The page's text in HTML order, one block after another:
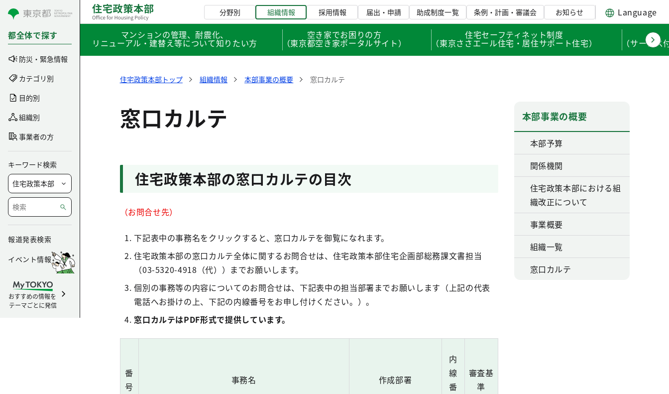
コンテンツにスキップ
都全体で探す
防災・緊急情報
カテゴリ別
目的別
組織別
事業者の方
キーワード検索
報道発表検索
イベント情報
おすすめの情報を
テーマごとに発信
分野別 組織情報 採用情報 届出・申請 助成制度一覧 条例・計画・審議会 お知らせ
Language
マンションの管理、耐震化、
リニューアル・建替え等について知りたい方
空き家でお困りの方
（東京都空き家ポータルサイト）
住宅セーフティネット制度
（東京ささエール住宅・居住サポート住宅） （サービ
住宅政策本部トップ 組織情報 本部事業の概要 窓口カルテ
窓口カルテ
住宅政策本部の窓口カルテの目次
（お問合せ先）
下記表中の事務名をクリックすると、窓口カルテを御覧になれます。
住宅政策本部の窓口カルテ全体に関するお問合せは、住宅政策本部住宅企画部総務課文書担当
（03-5320-4918（代））までお願いします。
個別の事務等の内容についてのお問合せは、下記表中の担当部署までお願いします（上記の代表
電話へお掛けの上、下記の内線番号をお申し付けください。）。
窓口カルテはPDF形式で提供しています。
番
号
事務名 作成部署
内
線
番
審査基
準
本部事業の概要
本部予算
関係機関
住宅政策本部における組
織改正について
事業概要
組織一覧
窓口カルテ